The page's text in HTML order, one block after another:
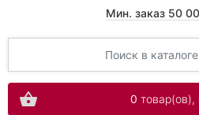
Мин. заказ 50
0 товар(ов),